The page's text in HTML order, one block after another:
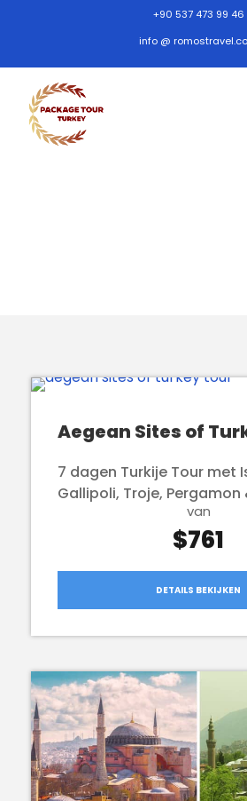
+90 537 473 99 46
info @
Aegean Sites of
7 dagen Turkije Tour met
Gallipoli, Troje, Pergamon
van
$761
DETAILS BEKIJKEN